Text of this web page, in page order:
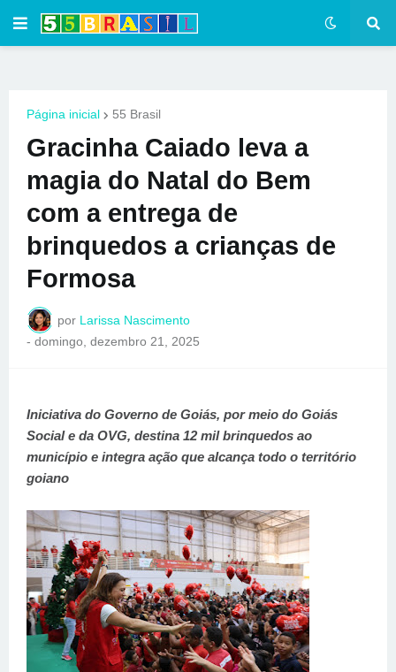
Página inicial 55 Brasil
Gracinha Caiado leva a
magia do Natal do Bem
com a entrega de
brinquedos a crianças de
Formosa
por Larissa Nascimento
- domingo, dezembro 21, 2025
Iniciativa do Governo de Goiás, por meio do Goiás
Social e da OVG, destina 12 mil brinquedos ao
município e integra ação que alcança todo o território
goiano